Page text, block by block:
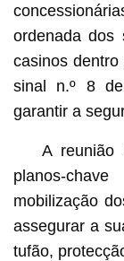
ordenada dos
casinos
sinal n.º 8
garantir a
A reunião
planos-
mobilização
assegurar a
tufão,